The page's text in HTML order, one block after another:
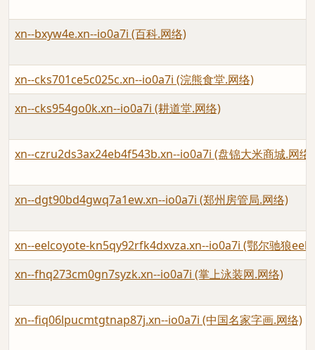
xn--bxyw4e.xn--io0a7i (百科.网络)
xn--cks701ce5c025c.xn--io0a7i (浣熊食堂.网络)
xn--cks954go0k.xn--io0a7i (耕道堂.网络)
xn--czru2ds3ax24eb4f543b.xn--io0a7i (盘锦大米商城.网络)
xn--dgt90bd4gwq7a1ew.xn--io0a7i (郑州房管局.网络)
xn--eelcoyote-kn5qy92rfk4dxvza.xn--io0a7i (鄂尔驰狼
xn--fhq273cm0gn7syzk.xn--io0a7i (掌上泳装网.网络)
xn--fiq06lpucmtgtnap87j.xn--io0a7i (中国名家字画.网络)